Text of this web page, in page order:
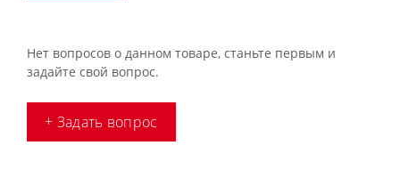
Нет вопросов о данном товаре, станьте первым и
задайте свой вопрос.
+ Задать вопрос